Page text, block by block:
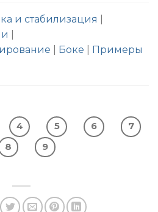
и стабилизация
Боке
Примеры
4 5 6
7
8
9